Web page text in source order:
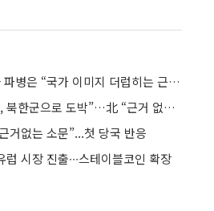
북한 유엔 대표, 러시아 파병은 “국가 이미지 더럽히는 근거 없는 소문”
유엔 한국대사 “러시아, 북한군으로 도박”…北 “근거 없는 소문”
거없는 소문”...첫 당국 반응
시장 진출∙∙∙스테이블코인 확장